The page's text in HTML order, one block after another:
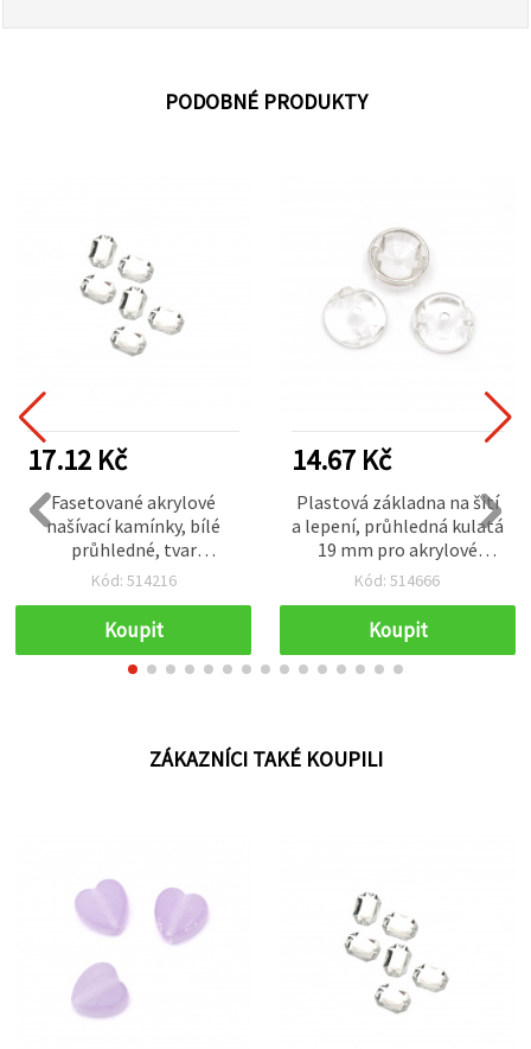
PODOBNÉ PRODUKTY
17.12 Kč
Fasetované akrylové
našívací kamínky, bílé
průhledné, tvar
postavičky, 6×8 mm, 50 ks
Kód: 514216
Koupit
14.67 Kč
Plastová základna na šití
a lepení, průhledná kulatá
19 mm pro akrylové
kamínky 16 mm – 5 ks
Kód: 514666
Koupit
ZÁKAZNÍCI TAKÉ KOUPILI